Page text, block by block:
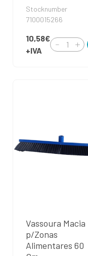
Stocknumber
7100015266
10,58€
+IVA
Vassoura Macia
p/Zonas
Alimentares 60